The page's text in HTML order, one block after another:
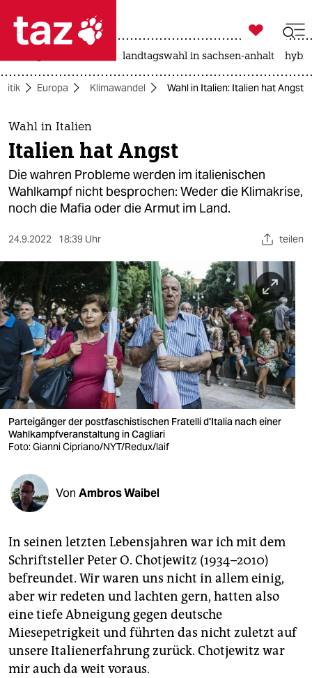
 taz zahl ich
taz zahl ich
themen
politik
öko
sport
berlin
nord
wahrheit
verlag
verlag
shop
fragen & hilfe
unterstützen
abo
genossenschaft
epaper login

taz zahl ich
landtagswahl in sachsen-anhalt
Europa Klimawandel Wahl in Italien: Italien hat Angst
Wahl in Italien
Italien hat Angst
Die wahren Probleme werden im italienischen
Wahlkampf nicht besprochen: Weder die Klimakrise,
noch die Mafia oder die Armut im Land.
24.9.2022 18:39 Uhr teilen
Parteigänger der postfaschistischen Fratelli d'Italia nach einer
Wahlkampfveranstaltung in Cagliari
Foto: Gianni Cipriano/NYT/Redux/laif
Von Ambros Waibel
In seinen letzten Lebensjahren war ich mit dem
Schriftsteller Peter O. Chotjewitz (1934–2010)
befreundet. Wir waren uns nicht in allem einig,
aber wir redeten und lachten gern, hatten also
eine tiefe Abneigung gegen deutsche
Miesepetrigkeit und führten das nicht zuletzt auf
unsere Italienerfahrung zurück. Chotjewitz war
mir auch da weit voraus.